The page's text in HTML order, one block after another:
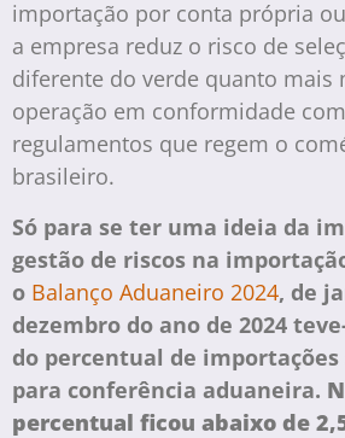
importação por conta própria
a empresa reduz o risco de
diferente do verde quanto mais
operação em conformidade
regulamentos que regem o
brasileiro.
Só para se ter uma ideia da
gestão de riscos na
o Balanço Aduaneiro 2024, de
dezembro do ano de 2024
do percentual de importações
para conferência aduaneira.
percentual ficou abaixo de